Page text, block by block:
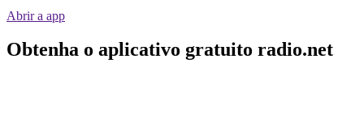
Abrir a app
Obtenha o aplicativo gratuito radio.net